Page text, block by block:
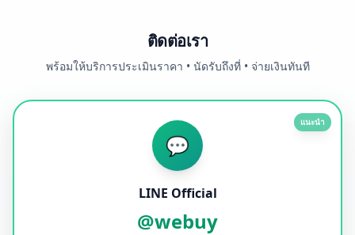
ติดต่อเรา
พร้อมให้บริการประเมินราคา • นัดรับถึงที่ • จ่ายเงินทันที
แนะนำ
💬
LINE Official
@webuy